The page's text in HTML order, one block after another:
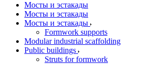
Мосты и эстакады
Мосты и эстакады
Мосты и эстакады
Formwork supports
Modular industrial scaffolding
Public buildings
Struts for formwork